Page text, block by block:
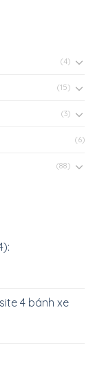
(4)
(15)
(3)
(6)
(88)
4 bánh xe